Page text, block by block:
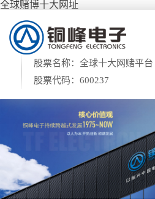
全球赌博十大网址
股票名称：全球十大网赌平台
股票代码：600237